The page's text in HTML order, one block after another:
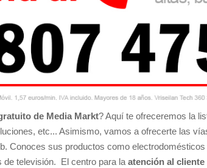
de Media Markt? Aquí te ofreceremos la
etc... Asimismo, vamos a ofrecerte las
Conoces sus productos como
de televisión. El centro para la atención al cliente